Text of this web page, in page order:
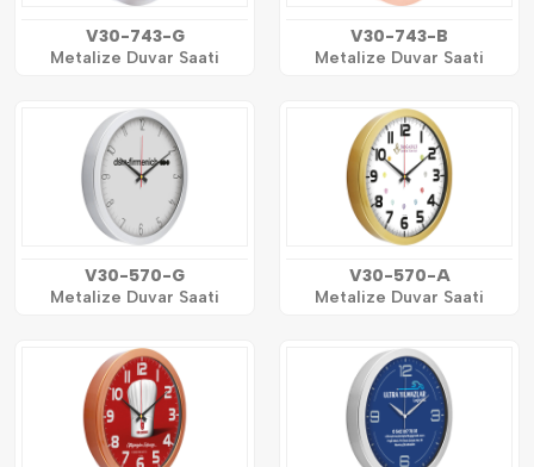
V30-743-G
Metalize Duvar Saati
V30-743-B
Metalize Duvar Saati
V30-570-G
Metalize Duvar Saati
V30-570-A
Metalize Duvar Saati